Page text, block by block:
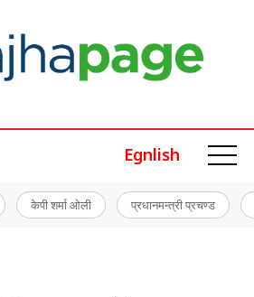
Egnlish
केपी शर्मा ओली प्रधानमन्त्री प्रचण्ड